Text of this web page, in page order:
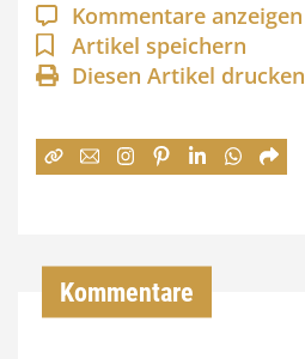
n
n
:
Kommentare anzeigen
Artikel speichern
Diesen Artikel drucken
Kommentare